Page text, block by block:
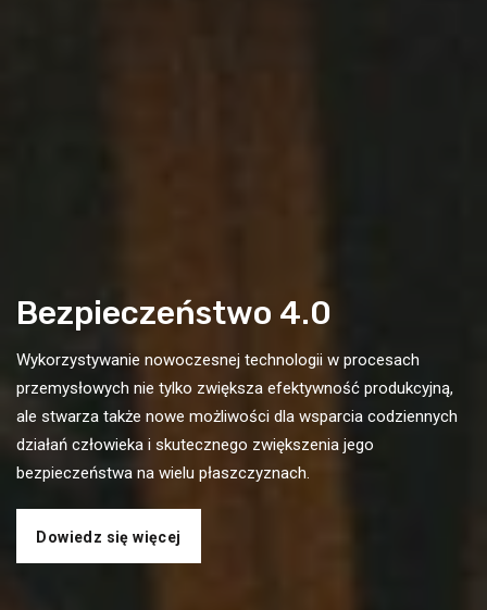
Bezpieczeństwo 4.0
Wykorzystywanie nowoczesnej technologii w procesach
przemysłowych nie tylko zwiększa efektywność produkcyjną,
ale stwarza także nowe możliwości dla wsparcia codziennych
działań człowieka i skutecznego zwiększenia jego
bezpieczeństwa na wielu płaszczyznach.
Dowiedz się więcej